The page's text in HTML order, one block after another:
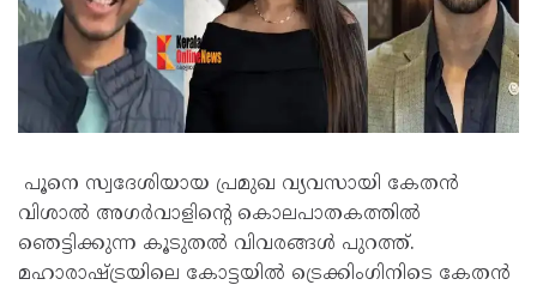
പൂനെ സ്വദേശിയായ പ്രമുഖ വ്യവസായി കേതൻ
വിശാൽ അഗർവാളിന്റെ കൊലപാതകത്തിൽ
ഞെട്ടിക്കുന്ന കൂടുതൽ വിവരങ്ങൾ പുറത്ത്.
മഹാരാഷ്ട്രയിലെ കോട്ടയിൽ ട്രെക്കിംഗിനിടെ കേതൻ